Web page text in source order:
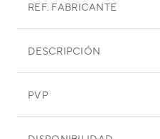
REF. FABRICANTE
DESCRIPCIÓN
PVP